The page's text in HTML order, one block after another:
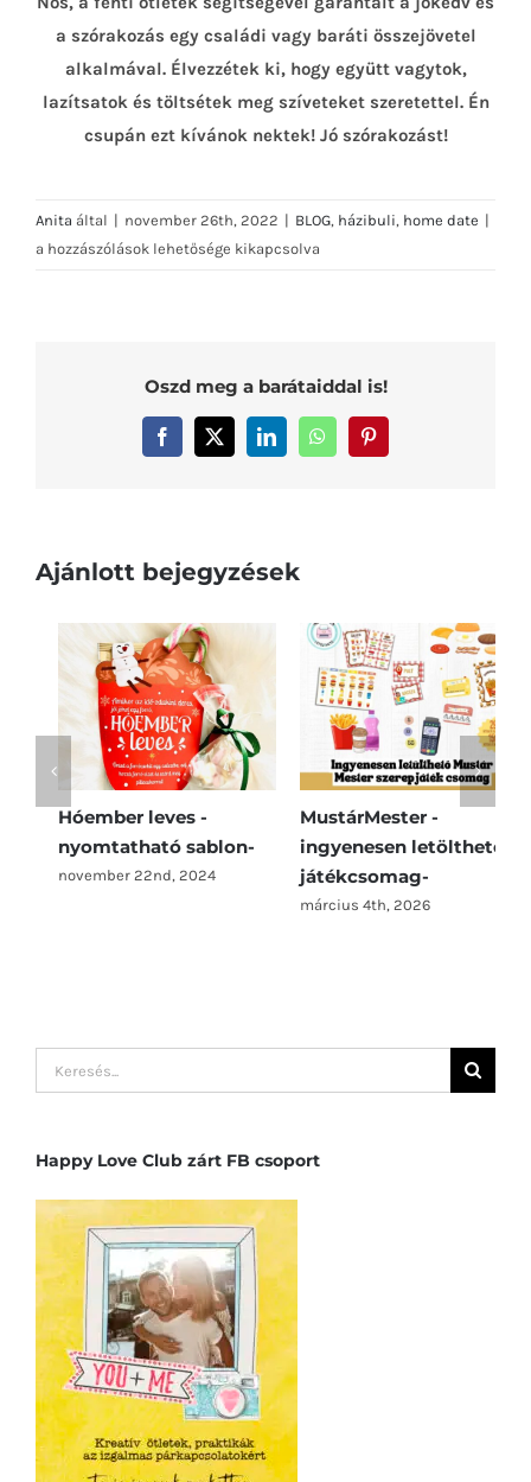
a szórakozás egy családi vagy baráti összejövetel
alkalmával. Élvezzétek ki, hogy együtt vagytok,
lazítsatok és töltsétek meg szíveteket szeretettel. Én
csupán ezt kívánok nektek! Jó szórakozást!
Anita által | november 26th, 2022 | BLOG, házibuli, home date |
a hozzászólások lehetősége kikapcsolva
Oszd meg a barátaiddal is!
Facebook
X LinkedInWhatsAppPinterest
Ajánlott bejegyzések
Hóember leves -
nyomtatható sablon-
november 22nd, 2024
MustárMester -
ingyenesen letölthető
játékcsomag-
március 4th, 2026
Keresés...
Happy Love Club zárt FB csoport